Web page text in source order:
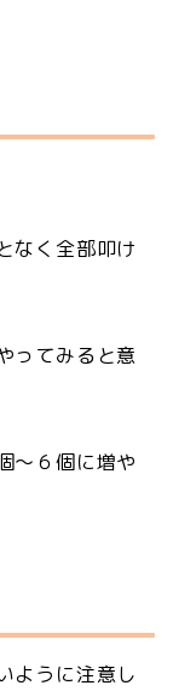
なく全部叩け
ってみると意
～６個に増や
ように注意し